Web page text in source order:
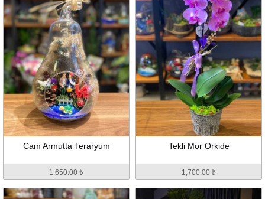
Cam Armutta Teraryum
1,650.00 ₺
Tekli Mor Orkide
1,700.00 ₺